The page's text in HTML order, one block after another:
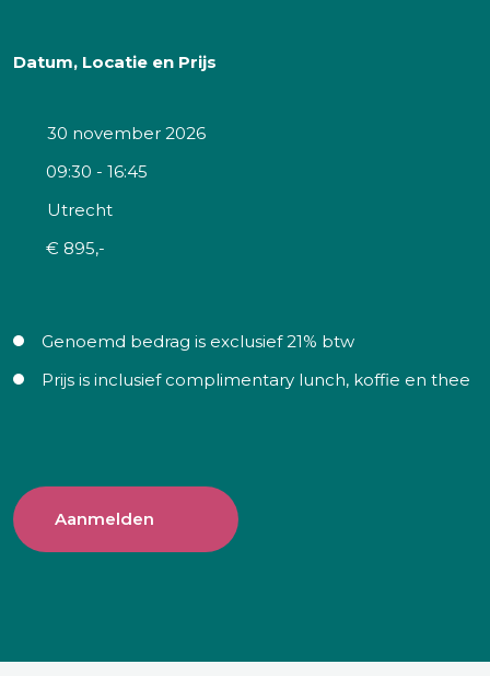
Datum, Locatie en Prijs
30 november 2026
09:30 - 16:45
Utrecht
€ 895,-
Genoemd bedrag is exclusief 21% btw
Prijs is inclusief complimentary lunch, koffie en thee
Aanmelden